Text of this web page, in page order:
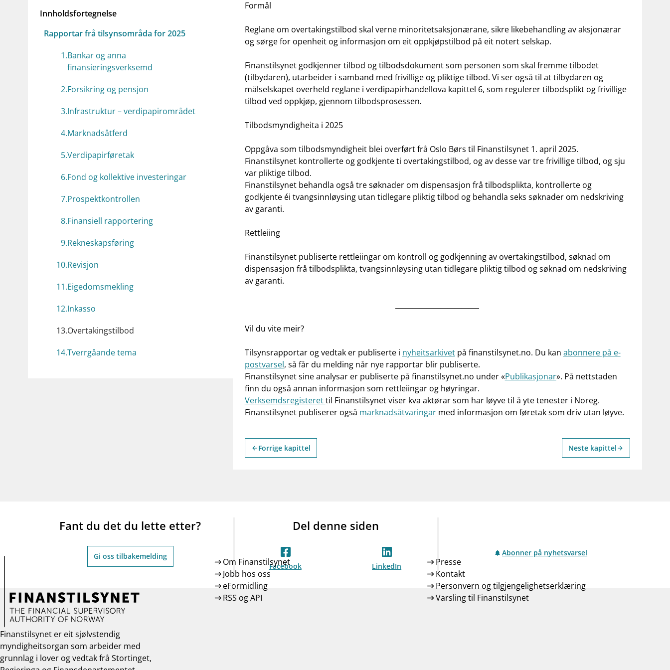
Innholdsfortegnelse
Rapportar frå tilsynsområda for 2025
1.Bankar og anna
finansieringsverksemd
2.Forsikring og pensjon
3.Infrastruktur – verdipapirområdet
4.Marknadsåtferd
5.Verdipapirføretak
6.Fond og kollektive investeringar
7.Prospektkontrollen
8.Finansiell rapportering
9.Rekneskapsføring
10.Revisjon
11.Eigedomsmekling
12.Inkasso
13.Overtakingstilbod
14.Tverrgåande tema
Formål
Reglane om overtakingstilbod skal verne minoritetsaksjonærane, sikre likebehandling av aksjonærar
og sørge for openheit og informasjon om eit oppkjøpstilbod på eit notert selskap.
Finanstilsynet godkjenner tilbod og tilbodsdokument som personen som skal fremme tilbodet
(tilbydaren), utarbeider i samband med frivillige og pliktige tilbod. Vi ser også til at tilbydaren og
målselskapet overheld reglane i verdipapirhandellova kapittel 6, som regulerer tilbodsplikt og frivillige
tilbod ved oppkjøp, gjennom tilbodsprosessen.
Tilbodsmyndigheita i 2025
Oppgåva som tilbodsmyndigheit blei overført frå Oslo Børs til Finanstilsynet 1. april 2025.
Finanstilsynet kontrollerte og godkjente ti overtakingstilbod, og av desse var tre frivillige tilbod, og sju
var pliktige tilbod.
Finanstilsynet behandla også tre søknader om dispensasjon frå tilbodsplikta, kontrollerte og
godkjente éi tvangsinnløysing utan tidlegare pliktig tilbod og behandla seks søknader om nedskriving
av garanti.
Rettleiing
Finanstilsynet publiserte rettleiingar om kontroll og godkjenning av overtakingstilbod, søknad om
dispensasjon frå tilbodsplikta, tvangsinnløysing utan tidlegare pliktig tilbod og søknad om nedskriving
av garanti.
Vil du vite meir?
Tilsynsrapportar og vedtak er publiserte i nyheitsarkivetpå finanstilsynet.no. Du kan abonnere på e-
postvarsel, så får du melding når nye rapportar blir publiserte.
Finanstilsynet sine analysar er publiserte på finanstilsynet.no under «Publikasjonar». På nettstaden
finn du også annan informasjon som rettleiingar og høyringar.
Verksemdsregisterettil Finanstilsynet viser kva aktørar som har løyve til å yte tenester i Noreg.
Finanstilsynet publiserer også marknadsåtvaringar med informasjon om føretak som driv utan løyve.
arrow_back Forrige kapittel Neste kapittel arrow_forward
Fant du det du lette etter?
Gi oss tilbakemelding
Del denne siden
Facebook LinkedIn
Abonner på nyhetsvarsel
Finanstilsynet er eit sjølvstendig
myndigheitsorgan som arbeider med
grunnlag i lover og vedtak frå Stortinget,
Om Finanstilsynet
Presse
Jobb hos oss
Kontakt
eFormidling
Personvern og tilgjengelighetserklæring
RSS og API
Varsling til Finanstilsynet